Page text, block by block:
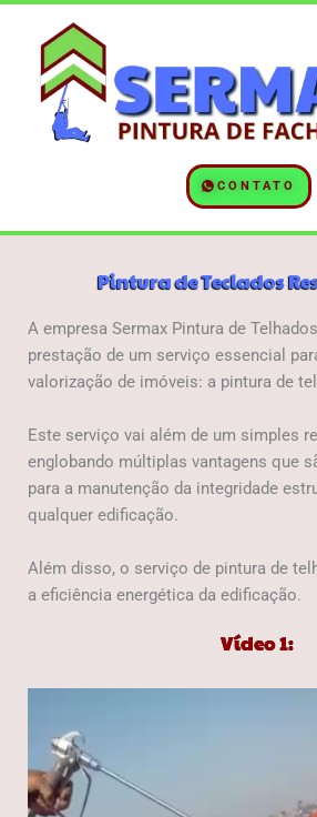
conteúdo
CONTATO
Pintura de Teclados
A empresa Sermax Pintura de
prestação de um serviço essencial
valorização de imóveis: a pintura de
Este serviço vai além de um simples
englobando múltiplas vantagens que
para a manutenção da integridade
qualquer edificação.
Além disso, o serviço de pintura de
a eficiência energética da edificação.
Vídeo 1: